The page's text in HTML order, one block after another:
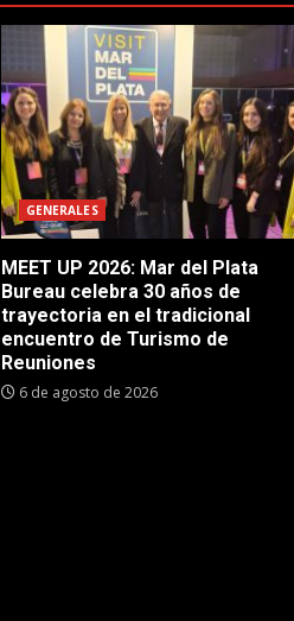
GENERALES
MEET UP 2026: Mar del Plata
Bureau celebra 30 años de
trayectoria en el tradicional
encuentro de Turismo de
Reuniones
6 de agosto de 2026